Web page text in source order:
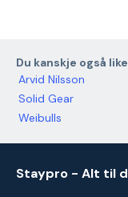
Du kanskje også
Arvid Nilsson
Solid Gear
Weibulls
Staypro - Alt til